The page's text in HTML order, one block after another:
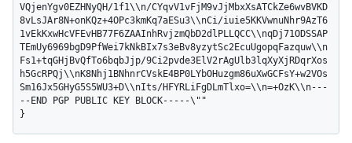
VQjenYgv0EZHNyQH/1f1\\n/CYqvV1vFjM9vJjMbxXsATCkZe6wvBVKD
8vLsJAr8N+onKQz+4OPc3kmKq7aESu3\\nCi/iuie5KKVwnuNhr9AzT6
1vEkKxwHcVFEvHB77F6ZAAInhRvjzmQbD2dlPLLQCC\\nqDj71ODSSAP
TEmUy6969bgD9PfWei7kNkBIx7s3eBv8yzytSc2EcuUgopqFazquw\\n
Fs1+tqGHjBvQfTo6bqbJjp/9Ci2pvde3ElV2rAgUlb3lqXyXjRDqrXos
h5GcRPQj\\nK8Nhj1BNhnrCVskE4BP0LYbOHuzgm86uXwGCFsY+w2VOs
Sm16Jx5GHyG5S5WU3+D\\nIts/HFYRLiFgDLmTlxo=\\n=+OzK\\n---
--END PGP PUBLIC KEY BLOCK-----\""
}